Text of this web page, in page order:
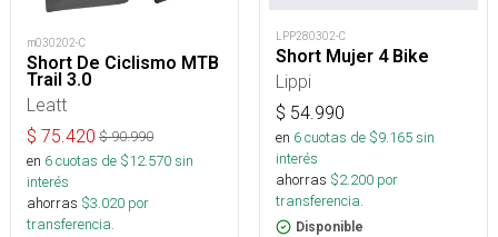
m030202-C
Short De Ciclismo MTB
Trail 3.0
Leatt
$ 75.420 $90.990
en 6cuotas de $12.570sin
interés
ahorras $3.020 por
transferencia.
LPP280302-C
Short Mujer 4 Bike
Lippi
$ 54.990
en 6cuotas de $9.165sin
interés
ahorras $2.200 por
transferencia.
Disponible